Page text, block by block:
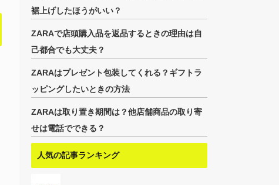
裾上げしたほうがいい？
ZARAで店頭購入品を返品するときの理由は自
己都合でも大丈夫？
ZARAはプレゼント包装してくれる？ギフトラ
ッピングしたいときの方法
ZARAは取り置き期間は？他店舗商品の取り寄
せは電話でできる？
人気の記事ランキング